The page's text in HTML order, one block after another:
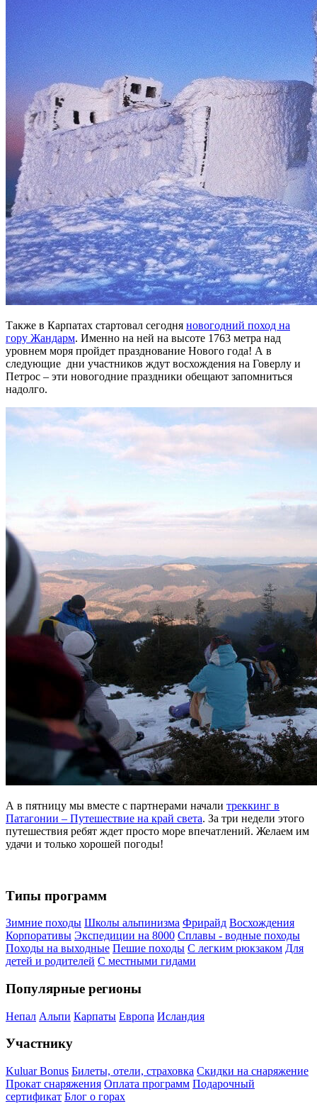
Также в Карпатах стартовал сегодня новогодний поход на
гору Жандарм. Именно на ней на высоте 1763 метра над
уровнем моря пройдет празднование Нового года! А в
следующие дни участников ждут восхождения на Говерлу и
Петрос – эти новогодние праздники обещают запомниться
надолго.
А в пятницу мы вместе с партнерами начали треккинг в
Патагонии – Путешествие на край света. За три недели этого
путешествия ребят ждет просто море впечатлений. Желаем им
удачи и только хорошей погоды!
Типы программ
Зимние походы Школы альпинизма Фрирайд Восхождения
Корпоративы Экспедиции на 8000 Сплавы - водные походы
Походы на выходные Пешие походы С легким рюкзаком Для
детей и родителей С местными гидами
Популярные регионы
Непал Альпи Карпаты Европа Исландия
Участнику
Kuluar Bonus Билеты, отели, страховка Скидки на снаряжение
Прокат снаряжения Оплата программ Подарочный
сертификат Блог о горах